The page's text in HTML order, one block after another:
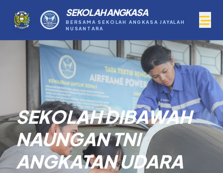
SEKOLAH ANGKASA
BERSAMA SEKOLAH ANGKASA JAYALAH
NUSANTARA
SEKOLAH DIBAWAH
NAUNGAN TNI
ANGKATAN UDARA